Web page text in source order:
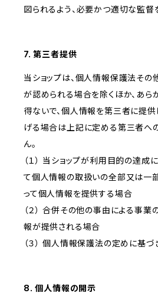
図られるよう、必要かつ適切な監督
7. 第三者提供
当ショップは、個人情報保護法そ
が認められる場合を除くほか、あ
得ないで、個人情報を第三者に提供
げる場合は上記に定める第三者へ
ん。
（１） 当ショップが利用目的の達
て個人情報の取扱いの全部又は一
って個人情報を提供する場合
（２） 合併その他の事由による事
報が提供される場合
（３） 個人情報保護法の定めに基
8. 個人情報の開示